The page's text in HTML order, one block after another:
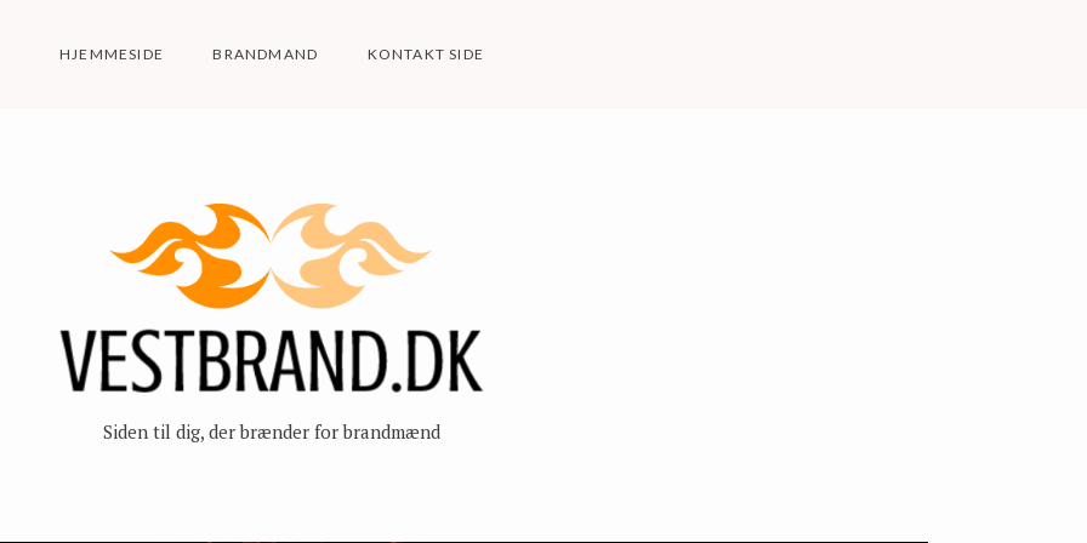
HJEMMESIDE BRANDMAND KONTAKT SIDE
Siden til dig, der brænder for brandmænd